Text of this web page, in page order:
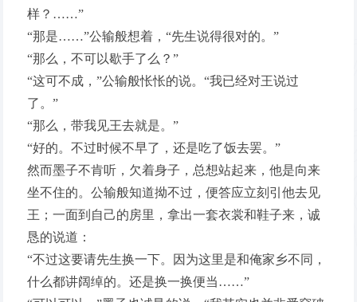
样？……”
“那是……”公输般想着，“先生说得很对的。”
“那么，不可以歇手了么？”
“这可不成，”公输般怅怅的说。“我已经对王说过
了。”
“那么，带我见王去就是。”
“好的。不过时候不早了，还是吃了饭去罢。”
然而墨子不肯听，欠着身子，总想站起来，他是向来
坐不住的。公输般知道拗不过，便答应立刻引他去见
王；一面到自己的房里，拿出一套衣裳和鞋子来，诚
恳的说道：
“不过这要请先生换一下。因为这里是和俺家乡不同，
什么都讲阔绰的。还是换一换便当……”